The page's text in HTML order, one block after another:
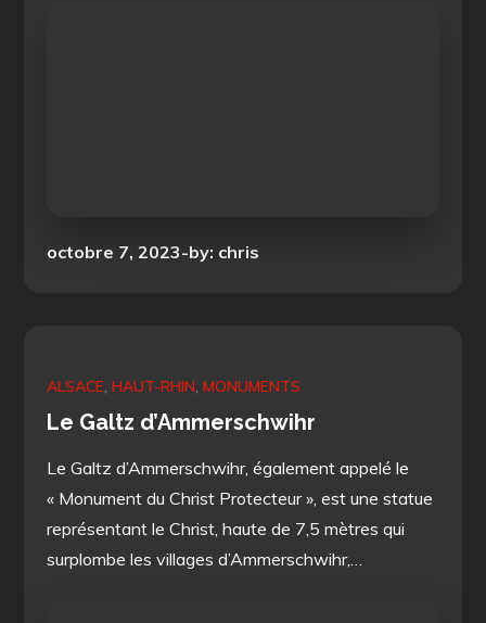
Posted
octobre 7, 2023 by: chris
ALSACE HAUT-RHIN MONUMENTS
Le Galtz d’Ammerschwihr
Le Galtz d’Ammerschwihr, également appelé le
« Monument du Christ Protecteur », est une statue
représentant le Christ, haute de 7,5 mètres qui
surplombe les villages d’Ammerschwihr,…